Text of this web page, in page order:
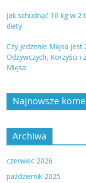
Jak schudnąć 10 kg w
diety
Czy Jedzenie Mięsa jest
Odżywczych, Korzyści i
Mięsa
Najnowsze
Archiwa
czerwiec 2026
październik 2025